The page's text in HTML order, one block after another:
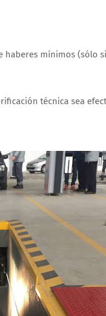
mínimos (sólo
técnica sea